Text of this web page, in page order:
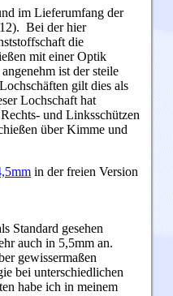
im Lieferumfang der
Bei der hier
die
mit einer Optik
ist der steile
gilt dies als
Lochschaft hat
und Linksschützen
über Kimme und
in der freien Version
Standard gesehen
auch in 5,5mm an.
gewissermaßen
bei unterschiedlichen
habe ich in meinem